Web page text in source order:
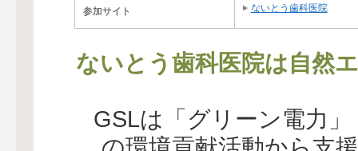
参加サイト ないとう歯科医院
ないとう歯科医院は自然
GSLは「グリーン電力